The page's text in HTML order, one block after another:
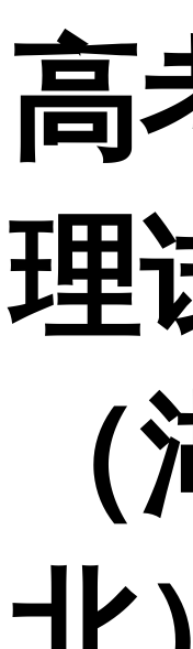
高
理